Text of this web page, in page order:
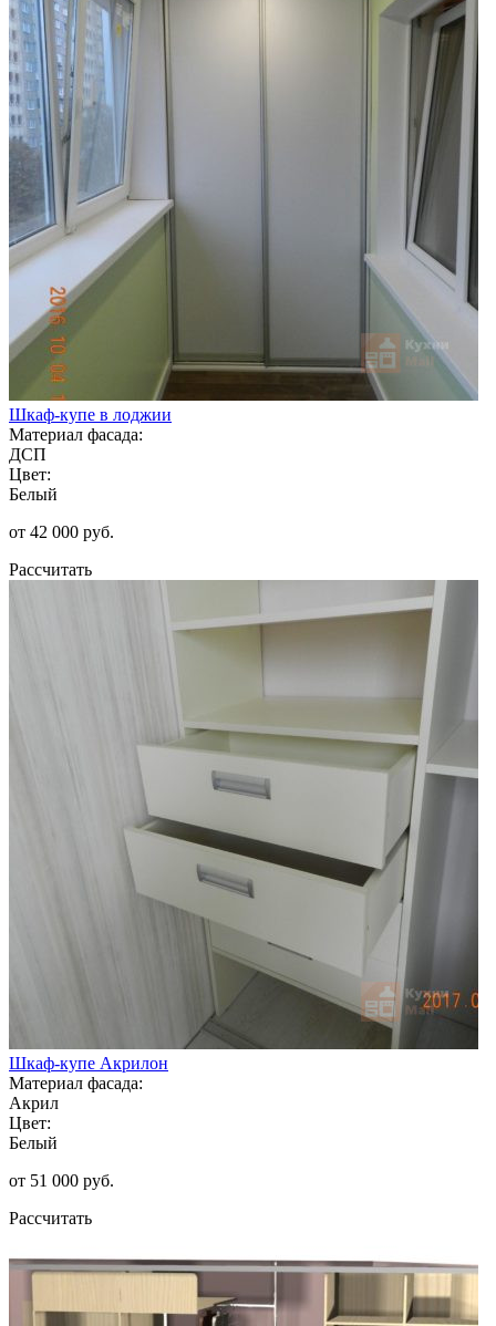
Шкаф-купе в лоджии
Материал фасада:
ДСП
Цвет:
Белый
от 42 000 руб.
Рассчитать
Шкаф-купе Акрилон
Материал фасада:
Акрил
Цвет:
Белый
от 51 000 руб.
Рассчитать